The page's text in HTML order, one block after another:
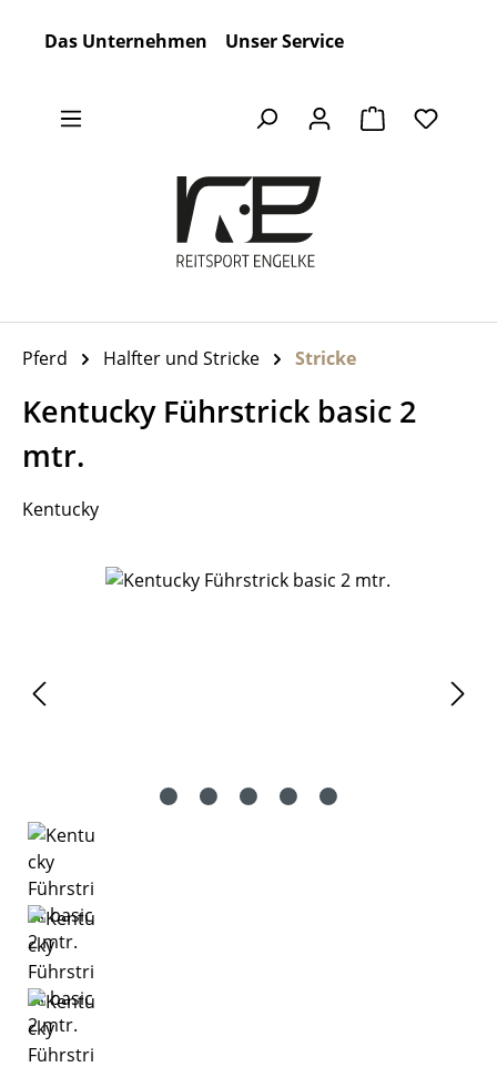
Das Unternehmen Unser Service
Warenkorb
Pferd Halfter und Stricke Stricke
Kentucky Führstrick basic 2
mtr.
Kentucky
Bildergalerie überspringen